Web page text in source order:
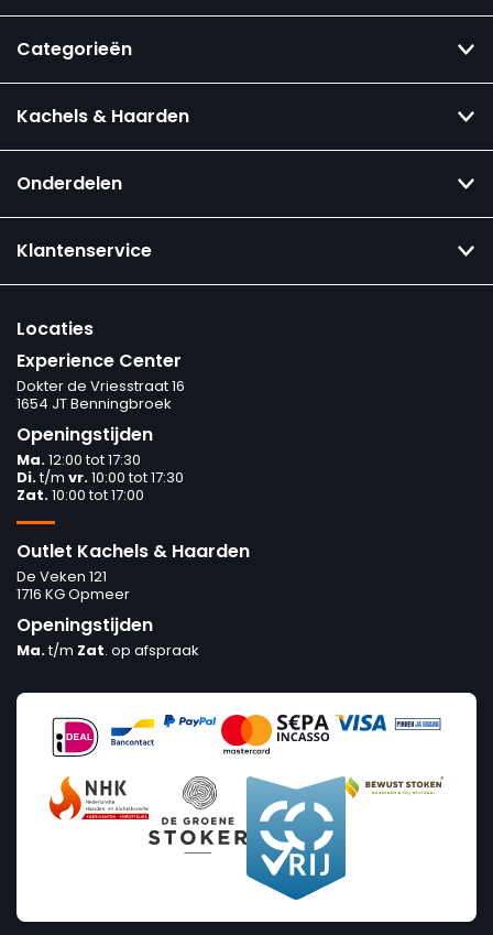
Categorieën
Kachels & Haarden
Onderdelen
Klantenservice
Locaties
Experience Center
Dokter de Vriesstraat 16
1654 JT Benningbroek
Openingstijden
Ma.12:00 tot 17:30
Di.t/m vr.10:00 tot 17:30
Zat.10:00 tot 17:00
Outlet Kachels & Haarden
De Veken 121
1716 KG Opmeer
Openingstijden
Ma.t/m Zat. op afspraak